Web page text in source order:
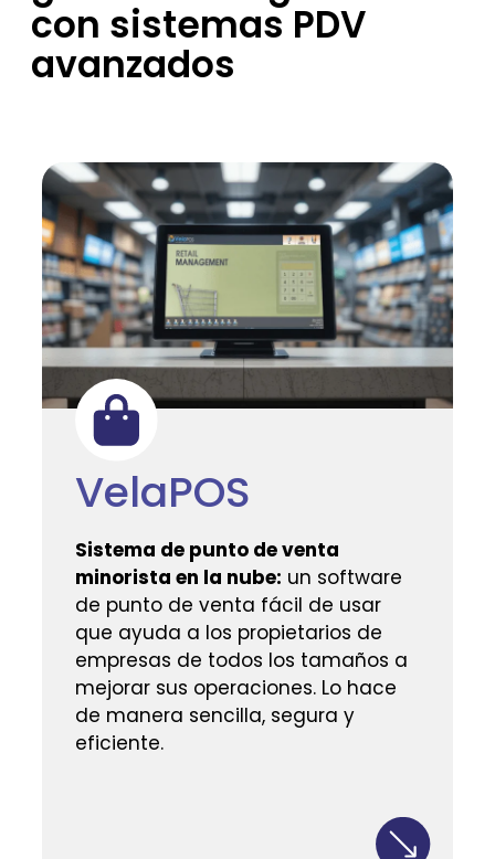
con sistemas PDV
avanzados
VelaPOS
Sistema de punto de venta
minorista en la nube: un software
de punto de venta fácil de usar
que ayuda a los propietarios de
empresas de todos los tamaños a
mejorar sus operaciones. Lo hace
de manera sencilla, segura y
eficiente.